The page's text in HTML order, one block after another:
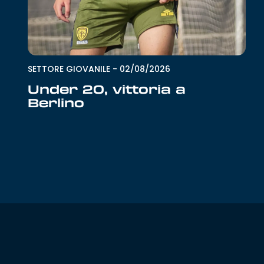
SETTORE GIOVANILE - 02/08/2026
Under 20, vittoria a
Berlino